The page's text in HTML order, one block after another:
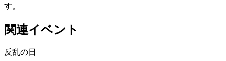
す。
関連イベント
反乱の日